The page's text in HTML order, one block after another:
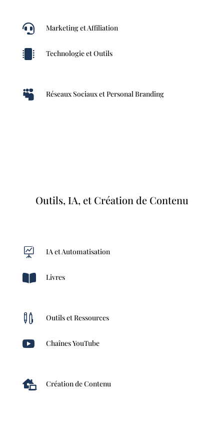
 Marketing et Affiliation
 Technologie et Outils
 Réseaux Sociaux et Personal Branding
Outils, IA, et Création de Contenu
 IA et Automatisation
 Livres
 Outils et Ressources
 Chaînes YouTube
 Création de Contenu